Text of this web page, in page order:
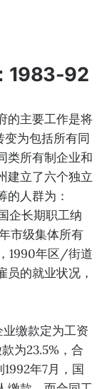
1983-92
的主要工作是将
变为包括所有同
类所有制企业和
建立了六个独立
的人群为：
企长期职工纳
市级集体所有
1990年区/街道
员的就业状况，
缴款定为工资
为23.5%，合
年7月，国